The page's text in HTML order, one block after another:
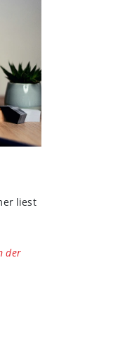
liest
der